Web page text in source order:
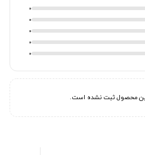
0
0
0
0
0
این محصول ثبت نشده است.